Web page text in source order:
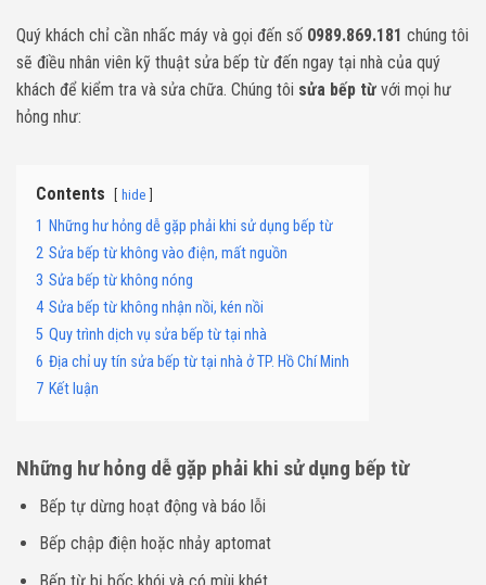
Quý khách chỉ cần nhấc máy và gọi đến số 0989.869.181 chúng tôi
sẽ điều nhân viên kỹ thuật sửa bếp từ đến ngay tại nhà của quý
khách để kiểm tra và sửa chữa. Chúng tôi sửa bếp từ với mọi hư
hỏng như:
Contents hide
1 Những hư hỏng dễ gặp phải khi sử dụng bếp từ
2 Sửa bếp từ không vào điện, mất nguồn
3 Sửa bếp từ không nóng
4 Sửa bếp từ không nhận nồi, kén nồi
5 Quy trình dịch vụ sửa bếp từ tại nhà
6 Địa chỉ uy tín sửa bếp từ tại nhà ở TP. Hồ Chí Minh
7 Kết luận
Những hư hỏng dễ gặp phải khi sử dụng bếp từ
Bếp tự dừng hoạt động và báo lỗi
Bếp chập điện hoặc nhảy aptomat